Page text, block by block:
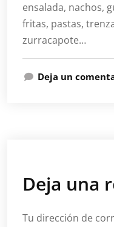
ensalada, nachos,
fritas, pastas,
zurracapote…
Deja un
Deja una
Tu dirección de